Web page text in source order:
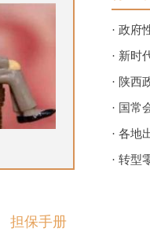
· 政府
· 新时
· 陕西
· 国常
· 各地
· 转型
担保手册